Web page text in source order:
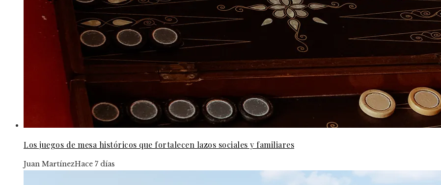
Los juegos de mesa históricos que fortalecen lazos sociales y familiares
Juan MartínezHace 7 días